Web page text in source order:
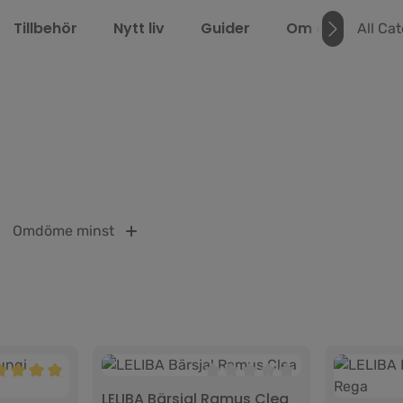
Tillbehör Nytt liv Guider Om oss All
Omdöme minst
betyg på 5 av 5 stjärnorGenomsnittligt betyg på 0 av